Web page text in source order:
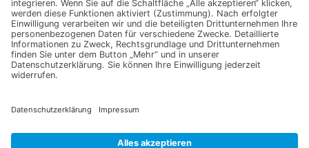
Du musstangemeldetsein, um einen Kommentar
abzugeben.